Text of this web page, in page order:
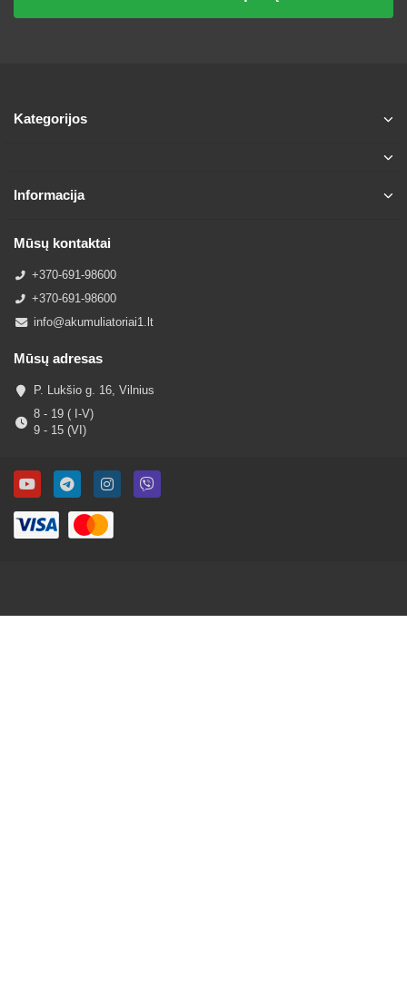
Kategorijos
Informacija
Mūsų kontaktai
+370-691-98600
+370-691-98600
info@akumuliatoriai1.lt
Mūsų adresas
P. Lukšio g. 16, Vilnius
8 - 19 ( I-V)
9 - 15 (VI)